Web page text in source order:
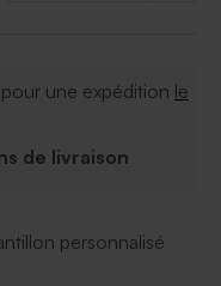
une expédition le
de livraison
personnalisé